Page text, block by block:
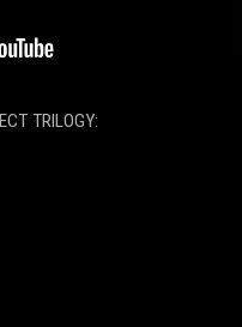
TRILOGY: